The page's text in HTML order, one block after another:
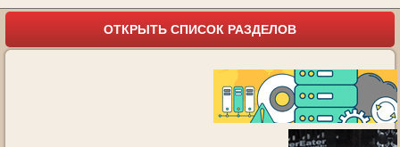
ОТКРЫТЬ СПИСОК РАЗДЕЛОВ